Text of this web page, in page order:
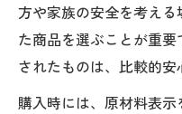
方や家族の安全を考え
た商品を選ぶことが重
されたものは、比較的安
購入時には、原材料表